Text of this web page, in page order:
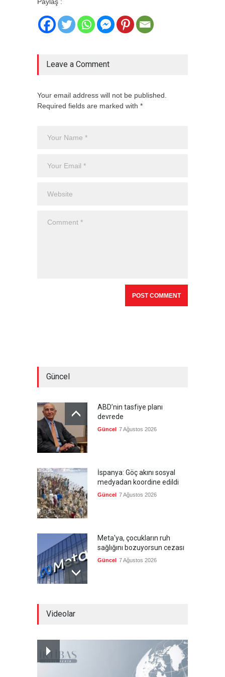
Paylaş :
Leave a Comment
Your email address will not be published.
Required fields are marked with *
Güncel
ABD’nin tasfiye planı
devrede
Güncel 7 Ağustos 2026
İspanya: Göç akını sosyal
medyadan koordine edildi
Güncel 7 Ağustos 2026
Meta'ya, çocukların ruh
sağlığını bozuyorsun cezası
Güncel 7 Ağustos 2026
Suudi Arabistan, Türkiye ve
Videolar